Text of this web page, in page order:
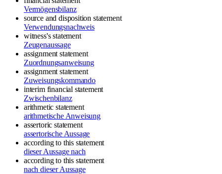
Vermögensbilanz
source and disposition statement
Verwendungsnachweis
witness's statement
Zeugenaussage
assignment statement
Zuordnungsanweisung
assignment statement
Zuweisungskommando
interim financial statement
Zwischenbilanz
arithmetic statement
arithmetische Anweisung
assertoric statement
assertorische Aussage
according to this statement
dieser Aussage nach
according to this statement
nach dieser Aussage